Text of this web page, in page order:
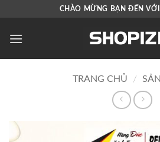
nội
CHÀO MỪNG BẠN ĐẾN
TRANG CHỦ /